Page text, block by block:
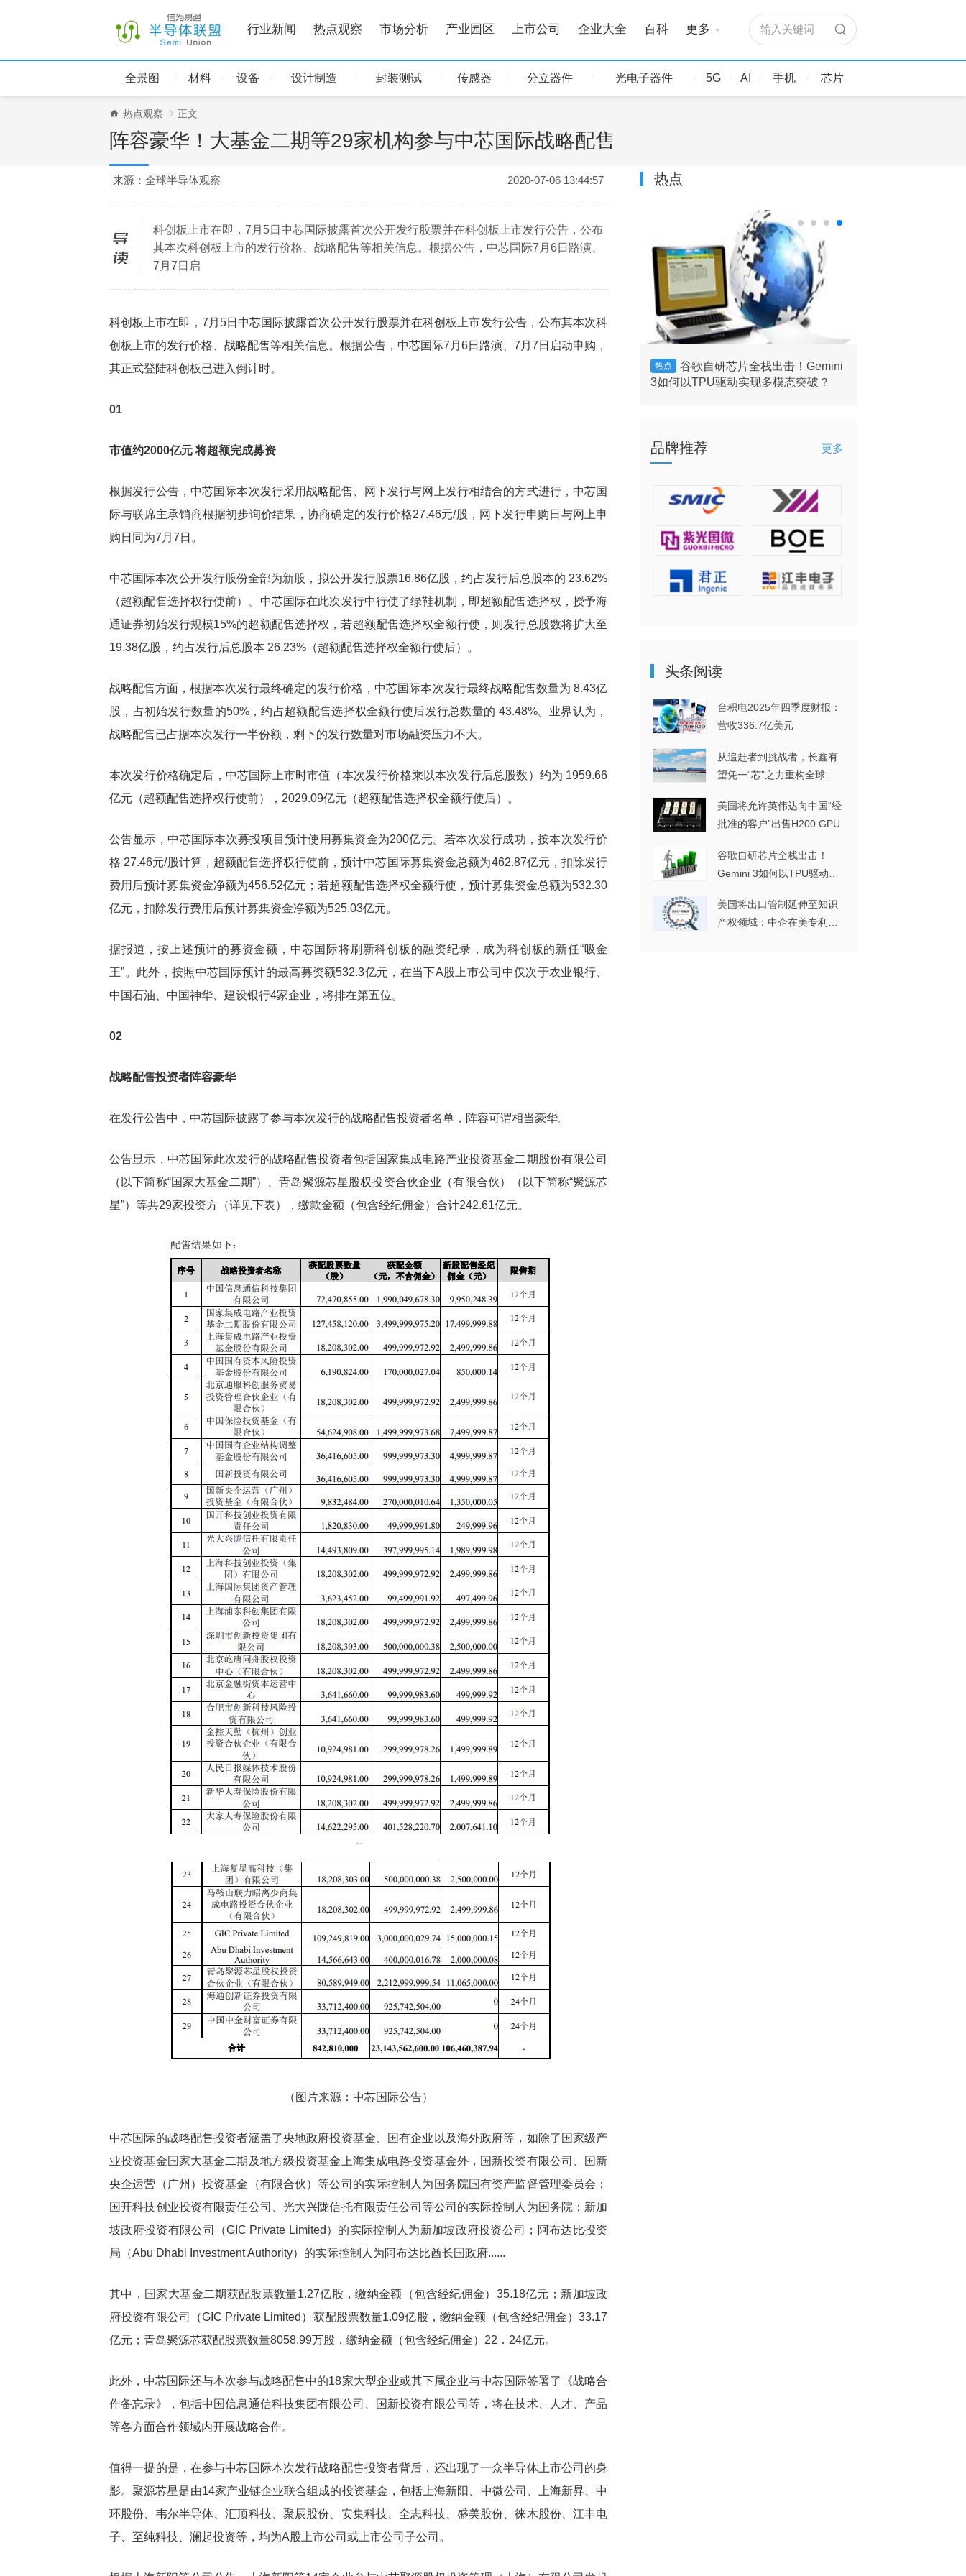
行业新闻 热点观察 市场分析 产业园区 上市公司 企业大全 百科 更多 输入关键词
全景图 材料 设备 设计制造 封装测试 传感器 分立器件 光电子器件 5G AI 手机 芯片
热点观察 正文
阵容豪华！大基金二期等29家机构参与中芯国际战略配售
来源：全球半导体观察 2020-07-06 13:44:57
科创板上市在即，7月5日中芯国际披露首次公开发行股票并在科创板上市发行公告，公布
其本次科创板上市的发行价格、战略配售等相关信息。根据公告，中芯国际7月6日路演、
7月7日启
科创板上市在即，7月5日中芯国际披露首次公开发行股票并在科创板上市发行公告，公布其本次科
创板上市的发行价格、战略配售等相关信息。根据公告，中芯国际7月6日路演、7月7日启动申购，
其正式登陆科创板已进入倒计时。
01
市值约2000亿元 将超额完成募资
根据发行公告，中芯国际本次发行采用战略配售、网下发行与网上发行相结合的方式进行，中芯国
际与联席主承销商根据初步询价结果，协商确定的发行价格27.46元/股，网下发行申购日与网上申
购日同为7月7日。
中芯国际本次公开发行股份全部为新股，拟公开发行股票16.86亿股，约占发行后总股本的 23.62%
（超额配售选择权行使前）。中芯国际在此次发行中行使了绿鞋机制，即超额配售选择权，授予海
通证券初始发行规模15%的超额配售选择权，若超额配售选择权全额行使，则发行总股数将扩大至
19.38亿股，约占发行后总股本 26.23%（超额配售选择权全额行使后）。
战略配售方面，根据本次发行最终确定的发行价格，中芯国际本次发行最终战略配售数量为 8.43亿
股，占初始发行数量的50%，约占超额配售选择权全额行使后发行总数量的 43.48%。业界认为，
战略配售已占据本次发行一半份额，剩下的发行数量对市场融资压力不大。
本次发行价格确定后，中芯国际上市时市值（本次发行价格乘以本次发行后总股数）约为 1959.66
亿元（超额配售选择权行使前），2029.09亿元（超额配售选择权全额行使后）。
公告显示，中芯国际本次募投项目预计使用募集资金为200亿元。若本次发行成功，按本次发行价
格 27.46元/股计算，超额配售选择权行使前，预计中芯国际募集资金总额为462.87亿元，扣除发行
费用后预计募集资金净额为456.52亿元；若超额配售选择权全额行使，预计募集资金总额为532.30
亿元，扣除发行费用后预计募集资金净额为525.03亿元。
据报道，按上述预计的募资金额，中芯国际将刷新科创板的融资纪录，成为科创板的新任“吸金
王”。此外，按照中芯国际预计的最高募资额532.3亿元，在当下A股上市公司中仅次于农业银行、
中国石油、中国神华、建设银行4家企业，将排在第五位。
02
战略配售投资者阵容豪华
在发行公告中，中芯国际披露了参与本次发行的战略配售投资者名单，阵容可谓相当豪华。
公告显示，中芯国际此次发行的战略配售投资者包括国家集成电路产业投资基金二期股份有限公司
（以下简称“国家大基金二期”）、青岛聚源芯星股权投资合伙企业（有限合伙）（以下简称“聚源芯
星”）等共29家投资方（详见下表），缴款金额（包含经纪佣金）合计242.61亿元。
（图片来源：中芯国际公告）
中芯国际的战略配售投资者涵盖了央地政府投资基金、国有企业以及海外政府等，如除了国家级产
业投资基金国家大基金二期及地方级投资基金上海集成电路投资基金外，国新投资有限公司、国新
央企运营（广州）投资基金（有限合伙）等公司的实际控制人为国务院国有资产监督管理委员会；
国开科技创业投资有限责任公司、光大兴陇信托有限责任公司等公司的实际控制人为国务院；新加
坡政府投资有限公司（GIC Private Limited）的实际控制人为新加坡政府投资公司；阿布达比投资
局（Abu Dhabi Investment Authority）的实际控制人为阿布达比酋长国政府......
其中，国家大基金二期获配股票数量1.27亿股，缴纳金额（包含经纪佣金）35.18亿元；新加坡政
府投资有限公司（GIC Private Limited）获配股票数量1.09亿股，缴纳金额（包含经纪佣金）33.17
亿元；青岛聚源芯获配股票数量8058.99万股，缴纳金额（包含经纪佣金）22．24亿元。
此外，中芯国际还与本次参与战略配售中的18家大型企业或其下属企业与中芯国际签署了《战略合
作备忘录》，包括中国信息通信科技集团有限公司、国新投资有限公司等，将在技术、人才、产品
等各方面合作领域内开展战略合作。
值得一提的是，在参与中芯国际本次发行战略配售投资者背后，还出现了一众半导体上市公司的身
影。聚源芯星是由14家产业链企业联合组成的投资基金，包括上海新阳、中微公司、上海新昇、中
环股份、韦尔半导体、汇顶科技、聚辰股份、安集科技、全志科技、盛美股份、徕木股份、江丰电
子、至纯科技、澜起投资等，均为A股上市公司或上市公司子公司。
热点
台积电2025年四季度财报：营收
热点
从追赶者到挑战者，长鑫有望凭
热点
谷歌自研芯片全栈出击！Gemini
3如何以TPU驱动实现多模态突破？
品牌推荐 更多
头条阅读
台积电2025年四季度财报：
营收336.7亿美元
从追赶者到挑战者，长鑫有
望凭一“芯”之力重构全球
美国将允许英伟达向中国“经
批准的客户”出售H200 GPU
谷歌自研芯片全栈出击！
Gemini 3如何以TPU驱动实
美国将出口管制延伸至知识
产权领域：中企在美专利维